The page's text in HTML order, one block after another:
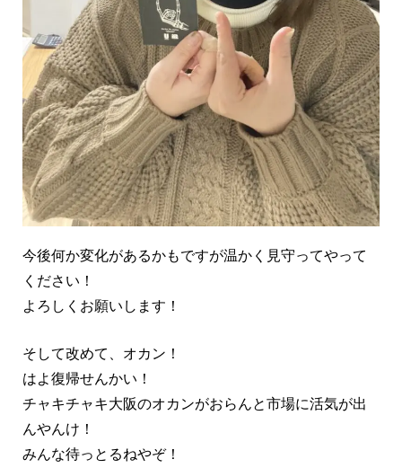
今後何か変化があるかもですが温かく見守ってやって
ください！
よろしくお願いします！
そして改めて、オカン！
はよ復帰せんかい！
チャキチャキ大阪のオカンがおらんと市場に活気が出
んやんけ！
みんな待っとるねやぞ！